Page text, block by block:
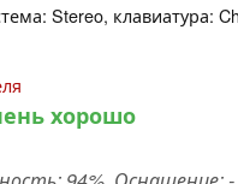
Stereo, клавиатура:
хорошо